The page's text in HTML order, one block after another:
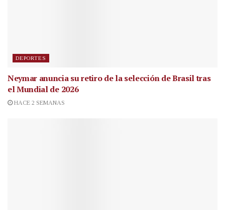
DEPORTES
Neymar anuncia su retiro de la selección de Brasil tras
el Mundial de 2026
HACE 2 SEMANAS